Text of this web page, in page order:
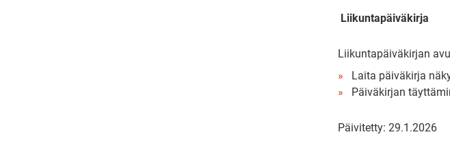
Liikuntapäiväkirja
Liikuntapäiväkirjan
Laita päiväkirja
Päiväkirjan
Päivitetty: 29.1.2026